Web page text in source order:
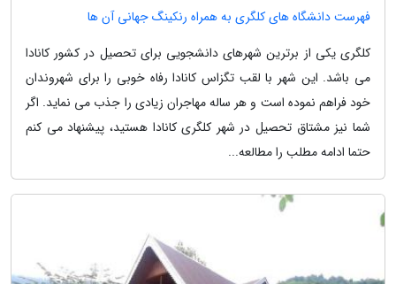
فهرست دانشگاه های کلگری به همراه رنکینگ جهانی آن ها
کلگری یکی از برترین شهرهای دانشجویی برای تحصیل در کشور کانادا
می باشد. این شهر با لقب تگزاس کانادا رفاه خوبی را برای شهروندان
خود فراهم نموده است و هر ساله مهاجران زیادی را جذب می نماید. اگر
شما نیز مشتاق تحصیل در شهر کلگری کانادا هستید، پیشنهاد می کنم
حتما ادامه مطلب را مطالعه...